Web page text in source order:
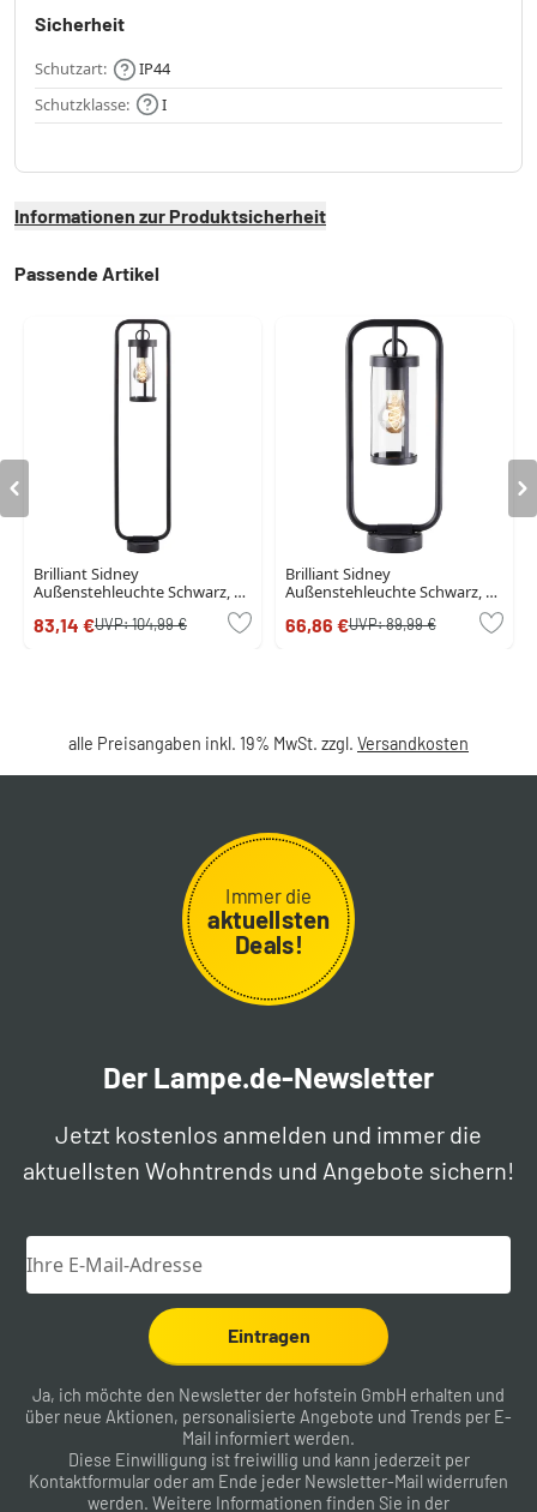
Sicherheit
Schutzart:
IP44
Schutzklasse:
I
Informationen zur Produktsicherheit
Passende Artikel
Brilliant Sidney
Außenstehleuchte Schwarz, 1-
83,14 €UVP:104,99 €
Brilliant Sidney
Außenstehleuchte Schwarz, 1-
66,86 €UVP:89,99 €
alle Preisangaben inkl. 19% MwSt. zzgl. Versandkosten
Immer die
aktuellsten
Deals!
Der Lampe.de-Newsletter
Jetzt kostenlos anmelden und immer die
aktuellsten Wohntrends und Angebote sichern!
Eintragen
Ja, ich möchte den Newsletter der hofstein GmbH erhalten und
über neue Aktionen, personalisierte Angebote und Trends per E-
Mail informiert werden.
Diese Einwilligung ist freiwillig und kann jederzeit per
Kontaktformular oder am Ende jeder Newsletter-Mail widerrufen
werden. Weitere Informationen finden Sie in der